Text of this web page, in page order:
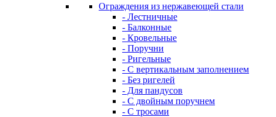
Ограждения из нержавеющей стали
- Лестничные
- Балконные
- Кровельные
- Поручни
- Ригельные
- С вертикальным заполнением
- Без ригелей
- Для пандусов
- С двойным поручнем
- С тросами